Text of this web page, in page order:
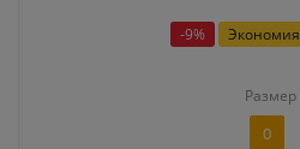
-9% Экономия
Размер
0